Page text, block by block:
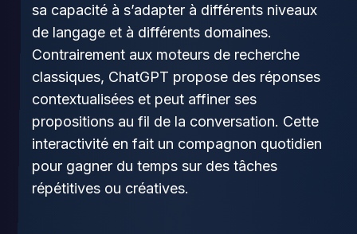
sa capacité à s’adapter à différents niveaux
de langage et à différents domaines.
Contrairement aux moteurs de recherche
classiques, ChatGPT propose des réponses
contextualisées et peut affiner ses
propositions au fil de la conversation. Cette
interactivité en fait un compagnon quotidien
pour gagner du temps sur des tâches
répétitives ou créatives.